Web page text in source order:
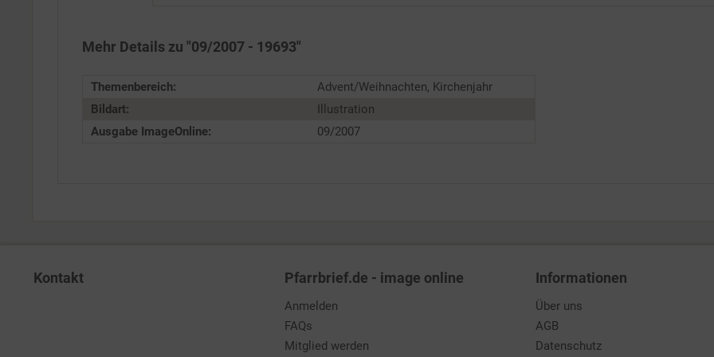
Mehr Details zu "09/2007 - 19693"
Themenbereich:
Advent/Weihnachten, Kirchenjahr
Bildart:
Illustration
Ausgabe ImageOnline:
09/2007
Kontakt Pfarrbrief.de - image online
Anmelden
FAQs
Mitglied werden
Informationen
Über uns
AGB
Datenschutz
Service